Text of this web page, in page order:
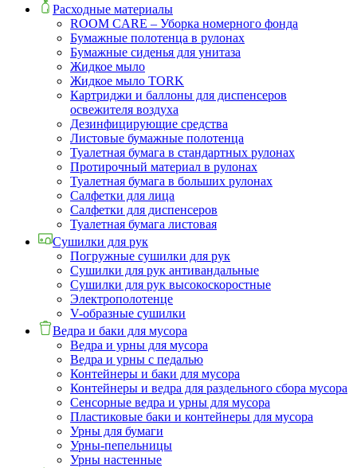
Расходные материалы
ROOM CARE – Уборка номерного фонда
Бумажные полотенца в рулонах
Бумажные сиденья для унитаза
Жидкое мыло
Жидкое мыло TORK
Картриджи и баллоны для диспенсеров
освежителя воздуха
Дезинфицирующие средства
Листовые бумажные полотенца
Туалетная бумага в стандартных рулонах
Протирочный материал в рулонах
Туалетная бумага в больших рулонах
Салфетки для лица
Салфетки для диспенсеров
Туалетная бумага листовая
Сушилки для рук
Погружные сушилки для рук
Сушилки для рук антивандальные
Сушилки для рук высокоскоростные
Электрополотенце
V-образные сушилки
Ведра и баки для мусора
Ведра и урны для мусора
Ведра и урны с педалью
Контейнеры и баки для мусора
Контейнеры и ведра для раздельного сбора мусора
Сенсорные ведра и урны для мусора
Пластиковые баки и контейнеры для мусора
Урны для бумаги
Урны-пепельницы
Урны настенные